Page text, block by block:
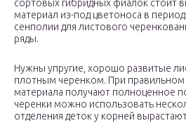
сортовых гибридных фиалок стоит
материал из-под цветоноса в
сенполии для листового
ряды.
Нужны упругие, хорошо развитые
плотным черенком. При
материала получают полноценное
черенки можно использовать
отделения деток у корней